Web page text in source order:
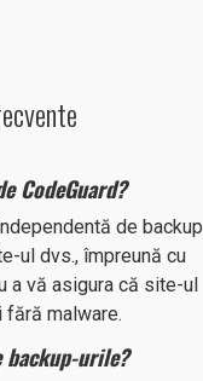
CodeGuard?
de backup
ul dvs., împreună cu
a vă asigura că site-ul
malware.
backup-urile?